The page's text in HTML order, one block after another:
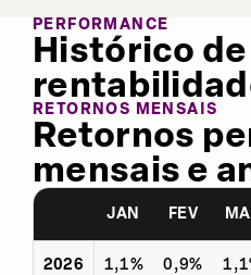
PERFORMANCE
Histórico de
RETORNOS MENSAIS
Retornos
mensais e
JAN FEV
2026 1,1% 0,9%